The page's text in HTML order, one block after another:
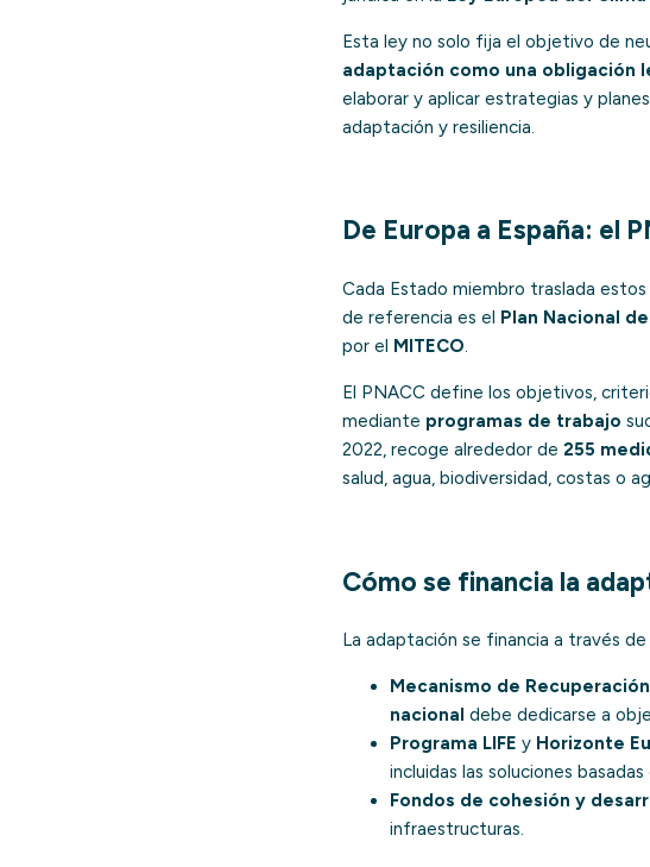
Esta ley no solo fija el objetivo de
adaptación como una obligación
elaborar y aplicar estrategias y
adaptación y resiliencia.
De Europa a España: el
Cada Estado miembro traslada
de referencia es el Plan Nacional
por el MITECO.
El PNACC define los objetivos,
mediante programas de trabajo
2022, recoge alrededor de 255
salud, agua, biodiversidad, costas o
Cómo se financia la
La adaptación se financia a través
Mecanismo de
nacional debe dedicarse a
Programa LIFE y Horizonte
incluidas las soluciones
Fondos de cohesión y
infraestructuras.